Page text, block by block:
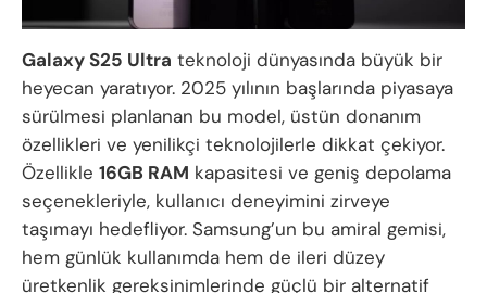
GalaxyS25 Ultra teknoloji dünyasında büyük bir
heyecan yaratıyor. 2025 yılının başlarında piyasaya
sürülmesi planlanan bu model, üstün donanım
özellikleri ve yenilikçi teknolojilerle dikkat çekiyor.
Özellikle 16GB RAM kapasitesi ve geniş depolama
seçenekleriyle, kullanıcı deneyimini zirveye
taşımayı hedefliyor. Samsung’un bu amiral gemisi,
hem günlük kullanımda hem de ileri düzey
üretkenlik gereksinimlerinde güçlü bir alternatif